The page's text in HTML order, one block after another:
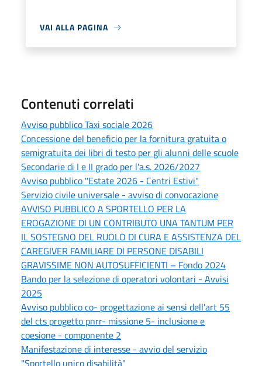
VAI ALLA PAGINA
Contenuti correlati
Avviso pubblico Taxi sociale 2026
Concessione del beneficio per la fornitura gratuita o
semigratuita dei libri di testo per gli alunni delle scuole
Secondarie di I e II grado per l'a.s. 2026/2027
Avviso pubblico "Estate 2026 - Centri Estivi"
Servizio civile universale - avviso di convocazione
AVVISO PUBBLICO A SPORTELLO PER LA
EROGAZIONE DI UN CONTRIBUTO UNA TANTUM PER
IL SOSTEGNO DEL RUOLO DI CURA E ASSISTENZA DEL
CAREGIVER FAMILIARE DI PERSONE DISABILI
GRAVISSIME NON AUTOSUFFICIENTI – Fondo 2024
Bando per la selezione di operatori volontari - Avvisi
2025
Avviso pubblico co- progettazione ai sensi dell'art 55
del cts progetto pnrr- missione 5- inclusione e
coesione - componente 2
Manifestazione di interesse - avvio del servizio
"Sportello unico disabilità"